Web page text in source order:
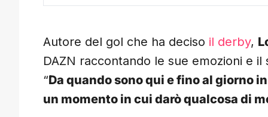
Autore del gol che ha deciso il derby,
DAZN raccontando le sue emozioni e il
“Da quando sono qui e fino al giorno
un momento in cui darò qualcosa di